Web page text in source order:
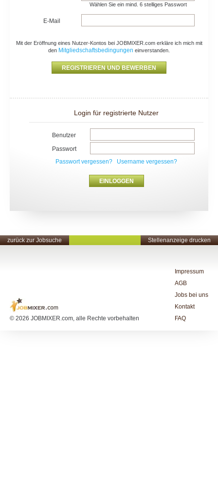
Wählen Sie ein mind. 6 stelliges Passwort
E-Mail
Mit der Eröffnung eines Nutzer-Kontos bei JOBMIXER.com erkläre ich mich mit
den Mitgliedschaftsbedingungen einverstanden.
Login für registrierte Nutzer
Benutzer
Passwort
Passwort vergessen?
Username vergessen?
zurück zur Jobsuche Stellenanzeige drucken
© 2026 JOBMIXER.com, alle Rechte vorbehalten
Impressum
AGB
Jobs bei uns
Kontakt
FAQ